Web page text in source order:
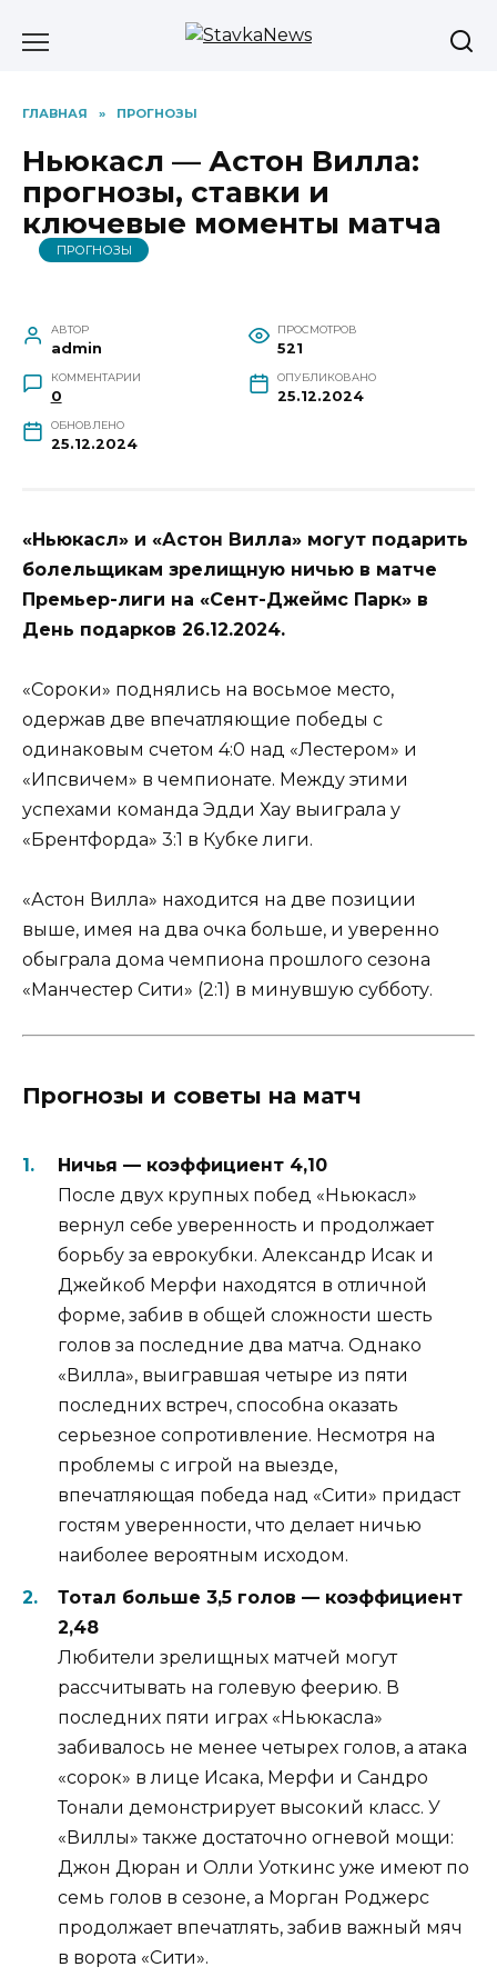
ГЛАВНАЯ » ПРОГНОЗЫ
Ньюкасл — Астон Вилла:
прогнозы, ставки и
ключевые моменты матча
ПРОГНОЗЫ
АВТОР
admin
ПРОСМОТРОВ
521
КОММЕНТАРИИ
0
ОПУБЛИКОВАНО
25.12.2024
ОБНОВЛЕНО
25.12.2024
«Ньюкасл» и «Астон Вилла» могут подарить
болельщикам зрелищную ничью в матче
Премьер-лиги на «Сент-Джеймс Парк» в
День подарков 26.12.2024.
«Сороки» поднялись на восьмое место,
одержав две впечатляющие победы с
одинаковым счетом 4:0 над «Лестером» и
«Ипсвичем» в чемпионате. Между этими
успехами команда Эдди Хау выиграла у
«Брентфорда» 3:1 в Кубке лиги.
«Астон Вилла» находится на две позиции
выше, имея на два очка больше, и уверенно
обыграла дома чемпиона прошлого сезона
«Манчестер Сити» (2:1) в минувшую субботу.
Прогнозы и советы на матч
Ничья — коэффициент 4,10
После двух крупных побед «Ньюкасл»
вернул себе уверенность и продолжает
борьбу за еврокубки. Александр Исак и
Джейкоб Мерфи находятся в отличной
форме, забив в общей сложности шесть
голов за последние два матча. Однако
«Вилла», выигравшая четыре из пяти
последних встреч, способна оказать
серьезное сопротивление. Несмотря на
проблемы с игрой на выезде,
впечатляющая победа над «Сити» придаст
гостям уверенности, что делает ничью
наиболее вероятным исходом.
Тотал больше 3,5 голов — коэффициент
2,48
Любители зрелищных матчей могут
рассчитывать на голевую феерию. В
последних пяти играх «Ньюкасла»
забивалось не менее четырех голов, а атака
«сорок» в лице Исака, Мерфи и Сандро
Тонали демонстрирует высокий класс. У
«Виллы» также достаточно огневой мощи:
Джон Дюран и Олли Уоткинс уже имеют по
семь голов в сезоне, а Морган Роджерс
продолжает впечатлять, забив важный мяч
в ворота «Сити».